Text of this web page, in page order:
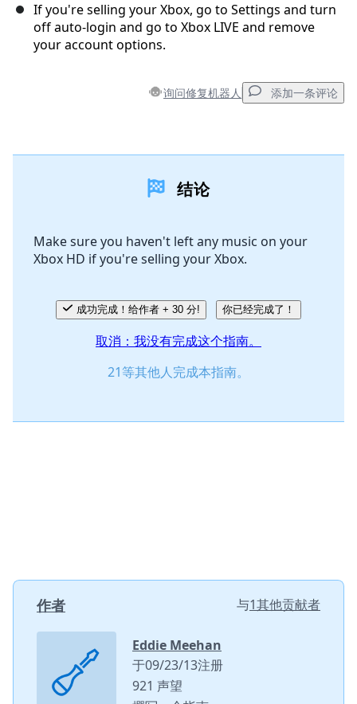
If you're selling your Xbox, go to Settings and turn
off auto-login and go to Xbox LIVE and remove
your account options.
询问修复机器人 添加一条评论
取消
结论
Make sure you haven't left any music on your
Xbox HD if you're selling your Xbox.
成功完成！给作者 + 30 分! 你已经完成了！
取消：我没有完成这个指南。
21等其他人完成本指南。
作者 与1其他贡献者
Eddie Meehan
于09/23/13注册
921 声望